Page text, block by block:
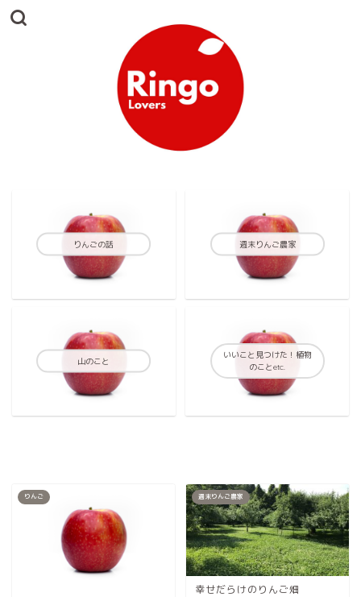
りんごの話 週末りんご農家
山のこと
いいこと見つけた！植物
のことetc.
りんご 週末りんご農家
幸せだらけのりんご畑